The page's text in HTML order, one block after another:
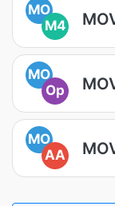
MO
M4
MO
Op
MO
AA